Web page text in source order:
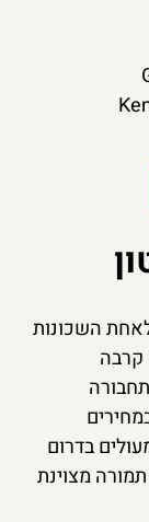
השכונות
קרבה
בדרום
מצוינת